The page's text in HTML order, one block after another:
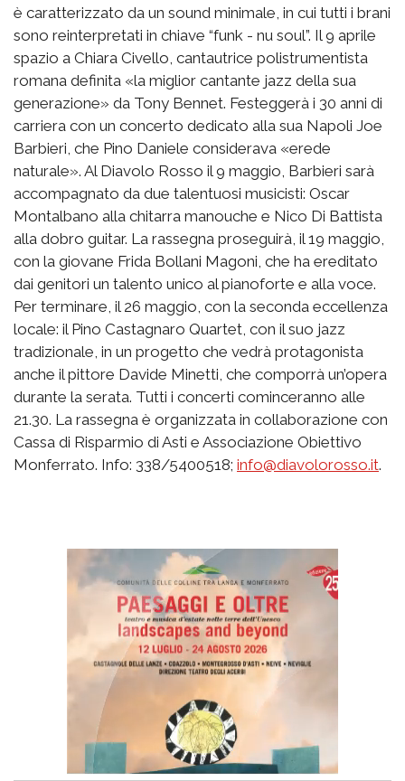
è caratterizzato da un sound minimale, in cui tutti i brani
sono reinterpretati in chiave “funk - nu soul”. Il 9 aprile
spazio a Chiara Civello, cantautrice polistrumentista
romana definita «la miglior cantante jazz della sua
generazione» da Tony Bennet. Festeggerà i 30 anni di
carriera con un concerto dedicato alla sua Napoli Joe
Barbieri, che Pino Daniele considerava «erede
naturale». Al Diavolo Rosso il 9 maggio, Barbieri sarà
accompagnato da due talentuosi musicisti: Oscar
Montalbano alla chitarra manouche e Nico Di Battista
alla dobro guitar. La rassegna proseguirà, il 19 maggio,
con la giovane Frida Bollani Magoni, che ha ereditato
dai genitori un talento unico al pianoforte e alla voce.
Per terminare, il 26 maggio, con la seconda eccellenza
locale: il Pino Castagnaro Quartet, con il suo jazz
tradizionale, in un progetto che vedrà protagonista
anche il pittore Davide Minetti, che comporrà un’opera
durante la serata. Tutti i concerti cominceranno alle
21.30. La rassegna è organizzata in collaborazione con
Cassa di Risparmio di Asti e Associazione Obiettivo
Monferrato. Info: 338/5400518; info@diavolorosso.it.